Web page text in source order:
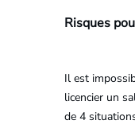
Risques
Il est
licencier un
de 4